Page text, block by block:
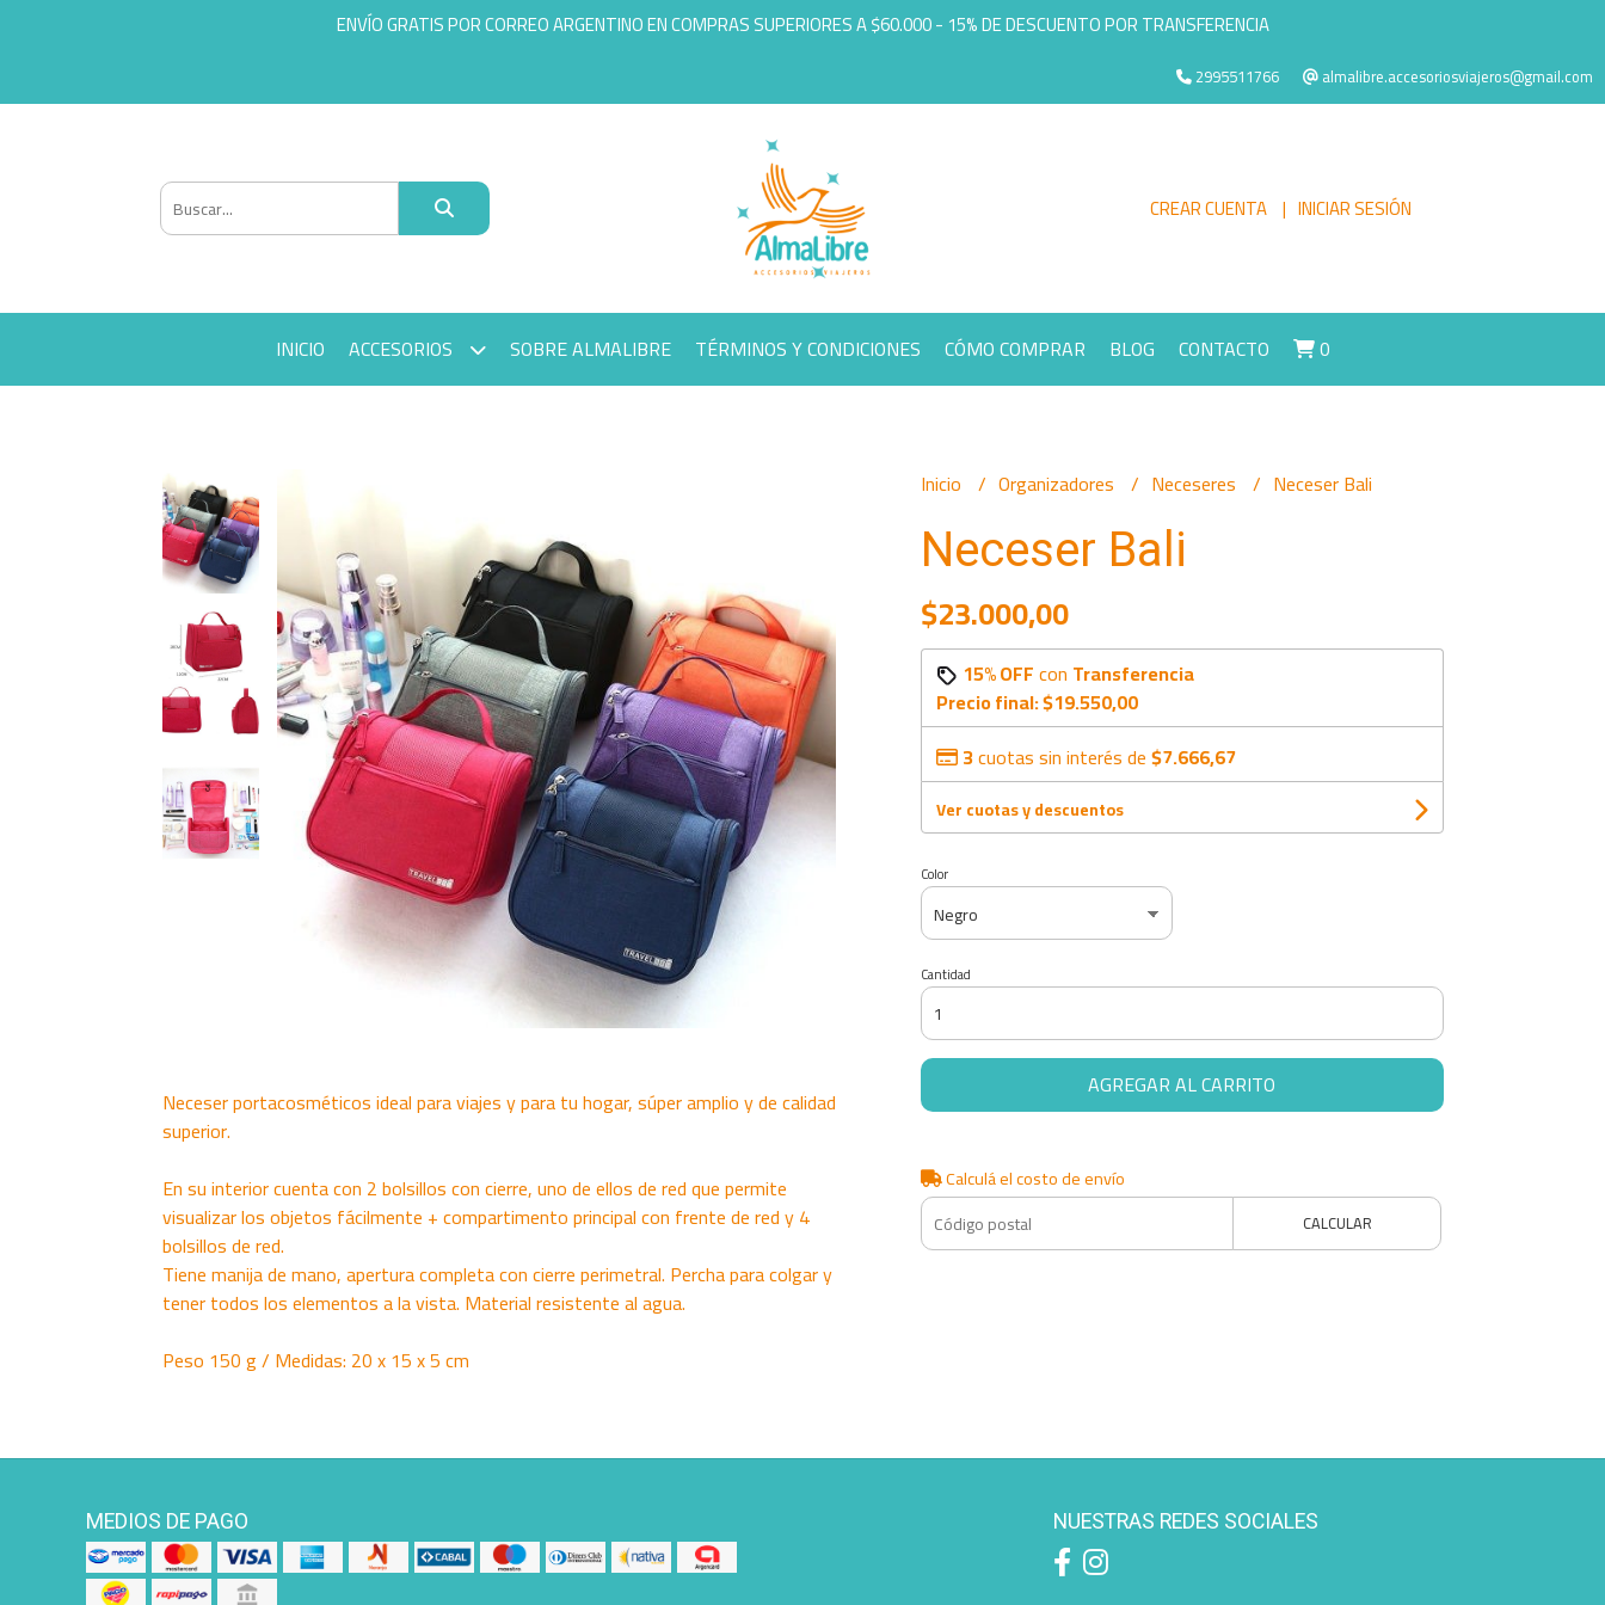
ENVÍO GRATIS POR CORREO ARGENTINO EN COMPRAS SUPERIORES A $60.000 - 15% DE DESCUENTO POR TRANSFERENCIA
2995511766 almalibre.accesoriosviajeros@gmail.com
CREAR CUENTA INICIAR SESIÓN
INICIO ACCESORIOS SOBRE ALMALIBRE TÉRMINOS Y CONDICIONES CÓMO COMPRAR BLOG CONTACTO 0
Neceser portacosméticos ideal para viajes y para tu hogar, súper amplio y de calidad
superior.
En su interior cuenta con 2 bolsillos con cierre, uno de ellos de red que permite
visualizar los objetos fácilmente + compartimento principal con frente de red y 4
bolsillos de red.
Tiene manija de mano, apertura completa con cierre perimetral. Percha para colgar y
tener todos los elementos a la vista. Material resistente al agua.
Peso 150 g / Medidas: 20 x 15 x 5 cm
Inicio Organizadores Neceseres Neceser Bali
Neceser Bali
$23.000,00
15% OFFcon Transferencia
Precio final:$19.550,00
3cuotas sin interés de$7.666,67
Ver cuotas y descuentos
Color
Cantidad
AGREGAR AL CARRITO
Calculá el costo de envío
CALCULAR
MEDIOS DE PAGO NUESTRAS REDES SOCIALES